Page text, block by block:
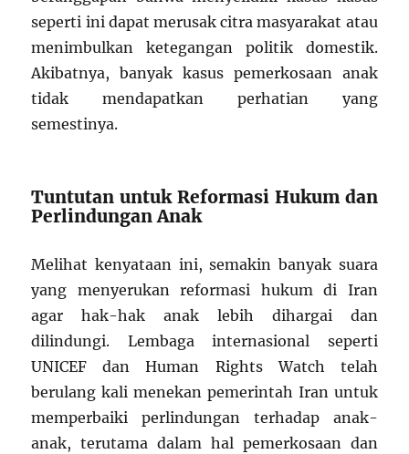
seperti ini dapat merusak citra masyarakat atau
menimbulkan ketegangan politik domestik.
Akibatnya, banyak kasus pemerkosaan anak
tidak mendapatkan perhatian yang
semestinya.
Tuntutan untuk Reformasi Hukum dan
Perlindungan Anak
Melihat kenyataan ini, semakin banyak suara
yang menyerukan reformasi hukum di Iran
agar hak-hak anak lebih dihargai dan
dilindungi. Lembaga internasional seperti
UNICEF dan Human Rights Watch telah
berulang kali menekan pemerintah Iran untuk
memperbaiki perlindungan terhadap anak-
anak, terutama dalam hal pemerkosaan dan